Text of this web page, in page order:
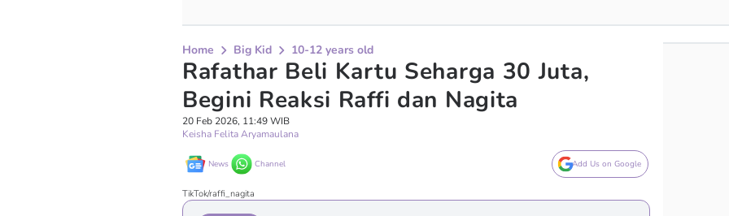
Home Big Kid 10-12 years old
Rafathar Beli Kartu Seharga 30 Juta,
Begini Reaksi Raffi dan Nagita
20 Feb 2026, 11:49 WIB
Keisha Felita Aryamaulana
News Channel Add Us on Google
TikTok/raffi_nagita